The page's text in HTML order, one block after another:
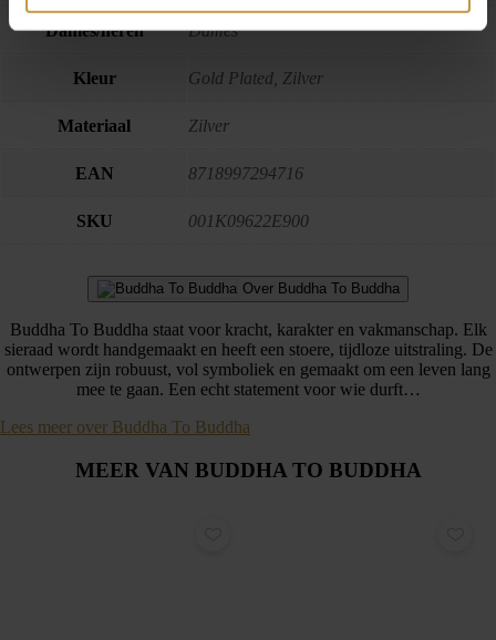
Dames/heren Dames
Kleur Gold Plated, Zilver
Materiaal Zilver
EAN 8718997294716
SKU 001K09622E900
Over Buddha To Buddha
Buddha To Buddha staat voor kracht, karakter en vakmanschap. Elk
sieraad wordt handgemaakt en heeft een stoere, tijdloze uitstraling. De
ontwerpen zijn robuust, vol symboliek en gemaakt om een leven lang
mee te gaan. Een echt statement voor wie durft…
Lees meer over Buddha To Buddha
MEER VAN BUDDHA TO BUDDHA